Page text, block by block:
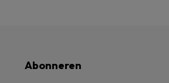
Abonneren